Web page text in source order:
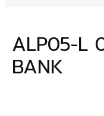
ALP05-L
BANK